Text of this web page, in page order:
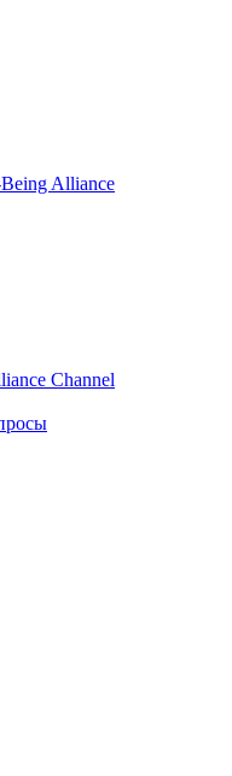
Channel